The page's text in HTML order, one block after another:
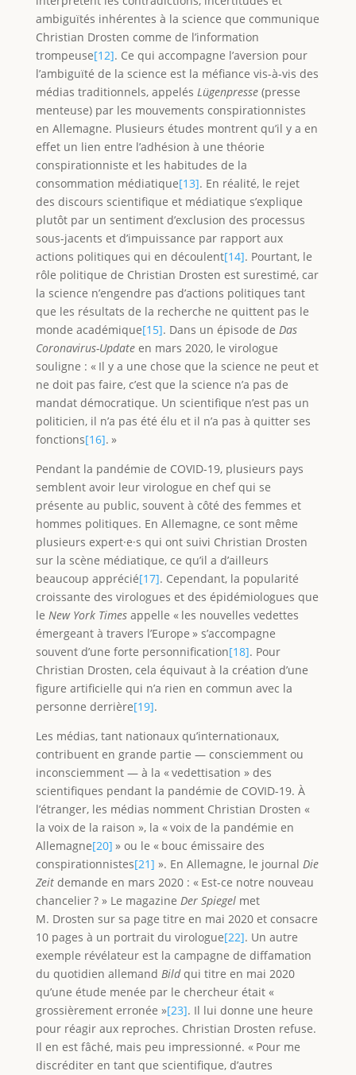
ambiguïtés inhérentes à la science que communique
Christian Drosten comme de l’information
trompeuse[12]. Ce qui accompagne l’aversion pour
l’ambiguïté de la science est la méfiance vis-à-vis des
médias traditionnels, appelés Lügenpresse(presse
menteuse) par les mouvements conspirationnistes
en Allemagne. Plusieurs études montrent qu’il y a en
effet un lien entre l’adhésion à une théorie
conspirationniste et les habitudes de la
consommation médiatique[13]. En réalité, le rejet
des discours scientifique et médiatique s’explique
plutôt par un sentiment d’exclusion des processus
sous-jacents et d’impuissance par rapport aux
actions politiques qui en découlent[14]. Pourtant, le
rôle politique de Christian Drosten est surestimé, car
la science n’engendre pas d’actions politiques tant
que les résultats de la recherche ne quittent pas le
monde académique[15]. Dans un épisode de Das
Coronavirus-Update en mars 2020, le virologue
souligne : « Il y a une chose que la science ne peut et
ne doit pas faire, c’est que la science n’a pas de
mandat démocratique. Un scientifique n’est pas un
politicien, il n’a pas été élu et il n’a pas à quitter ses
fonctions[16]. »
Pendant la pandémie de COVID-19, plusieurs pays
semblent avoir leur virologue en chef qui se
présente au public, souvent à côté des femmes et
hommes politiques. En Allemagne, ce sont même
plusieurs expert·e·s qui ont suivi Christian Drosten
sur la scène médiatique, ce qu’il a d’ailleurs
beaucoup apprécié[17]. Cependant, la popularité
croissante des virologues et des épidémiologues que
le New York Times appelle « les nouvelles vedettes
émergeant à travers l’Europe » s’accompagne
souvent d’une forte personnification[18]. Pour
Christian Drosten, cela équivaut à la création d’une
figure artificielle qui n’a rien en commun avec la
personne derrière[19].
Les médias, tant nationaux qu’internationaux,
contribuent en grande partie — consciemment ou
inconsciemment — à la « vedettisation » des
scientifiques pendant la pandémie de COVID-19. À
l’étranger, les médias nomment Christian Drosten «
la voix de la raison », la « voix de la pandémie en
Allemagne[20] » ou le « bouc émissaire des
conspirationnistes[21] ». En Allemagne, le journal Die
Zeitdemande en mars 2020 : « Est-ce notre nouveau
chancelier ? » Le magazine Der Spiegel met
M. Drosten sur sa page titre en mai 2020 et consacre
10 pages à un portrait du virologue[22]. Un autre
exemple révélateur est la campagne de diffamation
du quotidien allemand Bildqui titre en mai 2020
qu’une étude menée par le chercheur était «
grossièrement erronée »[23]. Il lui donne une heure
pour réagir aux reproches. Christian Drosten refuse.
Il en est fâché, mais peu impressionné. « Pour me
discréditer en tant que scientifique, d’autres